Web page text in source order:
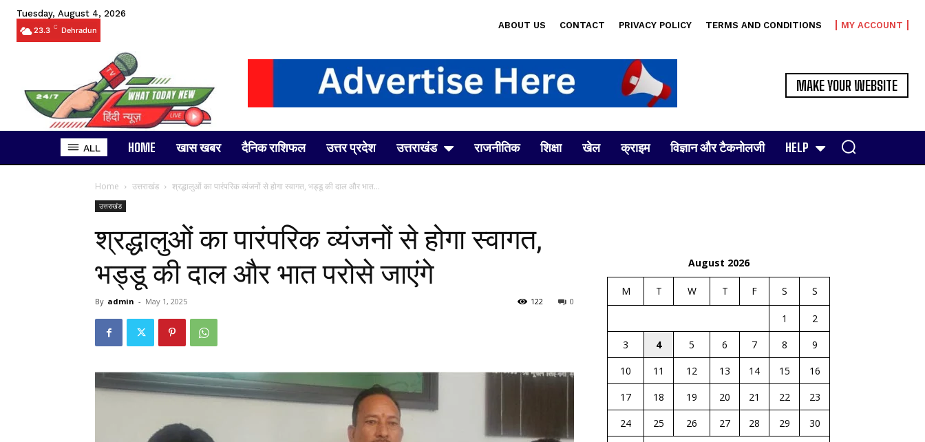
Tuesday, August 4, 2026
23.3 C Dehradun ABOUT US CONTACT PRIVACY POLICY TERMS AND CONDITIONS MY ACCOUNT
MAKE YOUR WEBSITE
ALL HOME खास खबर दैनिक राशिफल उत्तर प्रदेश उत्तराखंड राजनीतिक शिक्षा खेल क्राइम विज्ञान और टैकनोलजी HELP
Home उत्तराखंड श्रद्धालुओं का पारंपरिक व्यंजनों से होगा स्वागत, भड्डू की दाल और भात...
उत्तराखंड
श्रद्धालुओं का पारंपरिक व्यंजनों से होगा स्वागत,
भड्डू की दाल और भात परोसे जाएंगे
By admin - May 1, 2025 0
122
August 2026
M T W T F S S
1
2
3
4 5 6 7 8
9
10
11 12 13 14 15
16
17
18 19 20 21 22
23
24
25 26 27 28 29
30